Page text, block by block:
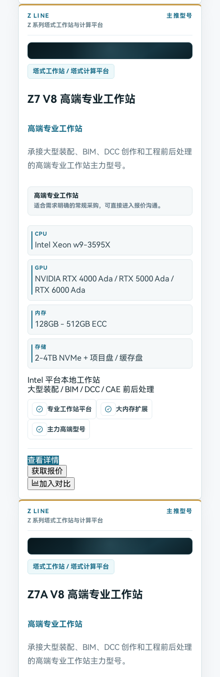
Z LINE
Z 系列塔式工作站与计算平台
主推型号
塔式工作站 / 塔式计算平台
Z7 V8 高端专业工作站
高端专业工作站
承接大型装配、BIM、DCC 创作和工程前后处理
的高端专业工作站主力型号。
高端专业工作站
适合需求明确的常规采购，可直接进入报价沟通。
CPU
Intel Xeon w9-3595X
GPU
NVIDIA RTX 4000 Ada / RTX 5000 Ada /
RTX 6000 Ada
内存
128GB - 512GB ECC
存储
2-4TB NVMe + 项目盘 / 缓存盘
Intel 平台本地工作站
大型装配 / BIM / DCC / CAE 前后处理
专业工作站平台 大内存扩展
主力高端型号
查看详情
获取报价
加入对比
Z LINE
Z 系列塔式工作站与计算平台
主推型号
塔式工作站 / 塔式计算平台
Z7A V8 高端专业工作站
高端专业工作站
承接大型装配、BIM、DCC 创作和工程前后处理
的高端专业工作站主力型号。